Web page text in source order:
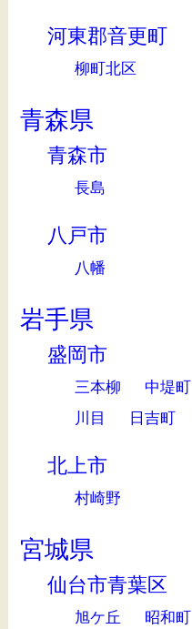
河東郡音更町
柳町北区
青森県
青森市
長島
八戸市
八幡
岩手県
盛岡市
三本柳 中堤町
川目
日吉町
北上市
村崎野
宮城県
仙台市青葉区
旭ケ丘 昭和町